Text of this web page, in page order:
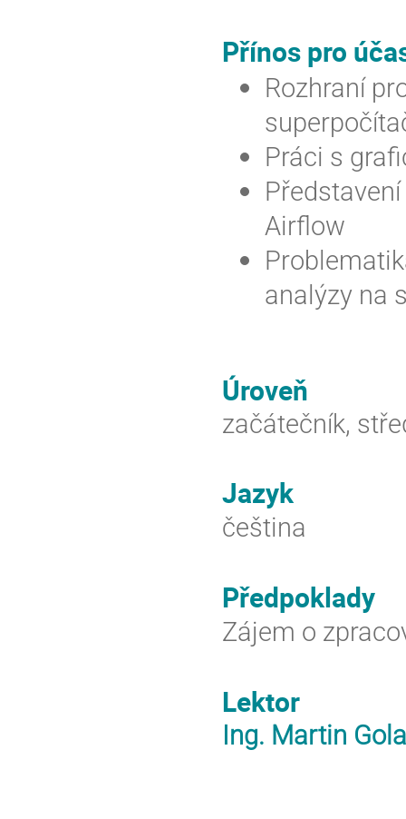
Přínos pro
Rozhraní
Práci s
Airflow
analýzy na
Úroveň
začátečník,
Jazyk
čeština
Předpoklady
Zájem o
Lektor
Ing. Martin